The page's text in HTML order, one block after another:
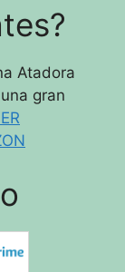
Atadora
gran